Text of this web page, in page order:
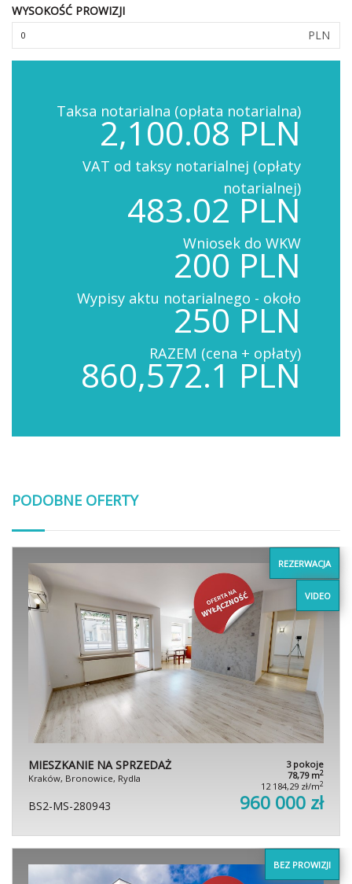
WYSOKOŚĆ PROWIZJI
PLN
Taksa notarialna (opłata notarialna)
2,100.08 PLN
VAT od taksy notarialnej (opłaty
notarialnej)
483.02 PLN
Wniosek do WKW
200 PLN
Wypisy aktu notarialnego - około
250 PLN
RAZEM (cena + opłaty)
860,572.1 PLN
PODOBNE OFERTY
REZERWACJA
VIDEO
MIESZKANIE NA SPRZEDAŻ
Kraków, Bronowice, Rydla
3 pokoje
78,79 m2
12 184,29 zł/m2
BS2-MS-280943 960 000 zł
BEZ PROWIZJI